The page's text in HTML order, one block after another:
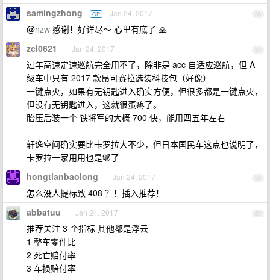
36
samingzhong OP Jan 24, 2017
@hzw 感谢！好详尽～ 心里有底了 🙏
37
zcl0621 Jan 24, 2017
过年高速定速巡航完全用不了，除非是 acc 自适应巡航，但 A
级车中只有 2017 款昂可赛拉选装科技包（好像）
一键点火，如果有无钥匙进入确实方便，但很多都是一键点火，
但没有无钥匙进入，这就很蛋疼了。
胎压后装一个 铁将军的大概 700 快，能用四五年左右
轩逸空间确实要比卡罗拉大不少，但日本国民车这点也说明了，
卡罗拉一家用用也是够了
38
hongtianbaolong Jan 24, 2017
怎么没人提标致 408 ？！插入推荐！
39
abbatuu Jan 24, 2017
推荐关注 3 个指标 其他都是浮云
1 整车零件比
2 死亡赔付率
3 车损赔付率